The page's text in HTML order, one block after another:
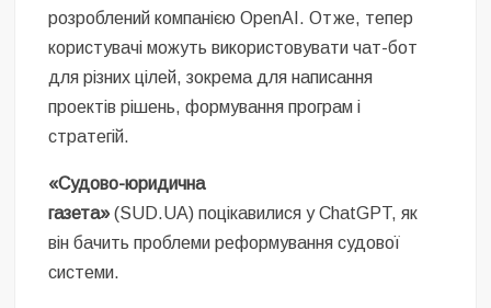
розроблений компанією OpenAI. Отже, тепер
користувачі можуть використовувати чат-бот
для різних цілей, зокрема для написання
проектів рішень, формування програм і
стратегій.
«Судово-юридична
газета» (SUD.UA) поцікавилися у ChatGPT, як
він бачить проблеми реформування судової
системи.